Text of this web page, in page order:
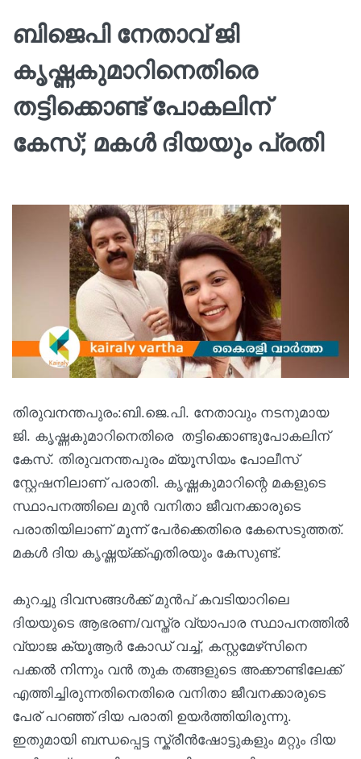
ബിജെപി നേതാവ് ജി
കൃഷ്ണകുമാറിനെതിരെ
തട്ടിക്കൊണ്ട് പോകലിന്
കേസ്; മകൾ ദിയയും പ്രതി
തിരുവനന്തപുരം:ബി.ജെ.പി. നേതാവും നടനുമായ
ജി. കൃഷ്ണകുമാറിനെതിരെ തട്ടിക്കൊണ്ടുപോകലിന്
കേസ്. തിരുവനന്തപുരം മ്യൂസിയം പോലീസ്
സ്റ്റേഷനിലാണ് പരാതി. കൃഷ്ണകുമാറിന്റെ മകളുടെ
സ്ഥാപനത്തിലെ മുൻ വനിതാ ജീവനക്കാരുടെ
പരാതിയിലാണ് മൂന്ന് പേർക്കെതിരെ കേസെടുത്തത്.
മകൾ ദിയ കൃഷ്ണയ്ക്ക്എതിരയും കേസുണ്ട്.
കുറച്ചു ദിവസങ്ങൾക്ക് മുൻപ് കവടിയാറിലെ
ദിയയുടെ ആഭരണ/വസ്ത്ര വ്യാപാര സ്ഥാപനത്തിൽ
വ്യാജ ക്യൂആര്‍ കോഡ് വച്ച്, കസ്റ്റമേഴ്‌സിനെ
പക്കൽ നിന്നും വൻ തുക തങ്ങളുടെ അക്കൗണ്ടിലേക്ക്
എത്തിച്ചിരുന്നതിനെതിരെ വനിതാ ജീവനക്കാരുടെ
പേര് പറഞ്ഞ് ദിയ പരാതി ഉയർത്തിയിരുന്നു.
ഇതുമായി ബന്ധപ്പെട്ട സ്ക്രീൻഷോട്ടുകളും മറ്റും ദിയ